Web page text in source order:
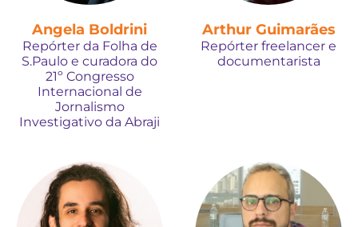
Angela Boldrini
Repórter da Folha de
S.Paulo e curadora do
21º Congresso
Internacional de
Jornalismo
Investigativo da Abraji
Arthur Guimarães
Repórter freelancer e
documentarista